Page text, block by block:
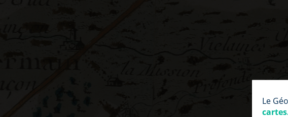
Le